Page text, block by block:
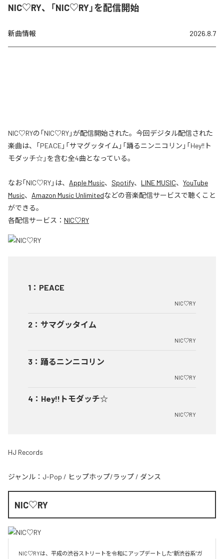
NIC♡RY、「NIC♡RY」を配信開始
新曲情報 2026.8.7
NIC♡RYの「NIC♡RY」が配信開始された。今回デジタル配信された
楽曲は、「PEACE」「サマグッタイム」「踊るニンニコリン」「Hey!!ト
モダッチ☆」を含む全4曲となっている。
なお「NIC♡RY」は、 Apple Music、 Spotify、 LINE MUSIC、 YouTube
Music、 Amazon Music Unlimitedなどの音楽配信サービスで聴くこと
ができる。
各配信サービス： NIC♡RY
1 ： PEACE
NIC♡RY
2 ： サマグッタイム
NIC♡RY
3 ： 踊るニンニコリン
NIC♡RY
4 ： Hey!!トモダッチ☆
NIC♡RY
HJ Records
ジャンル： J-Pop / ヒップホップ/ラップ / ダンス
NIC♡RY
NIC♡RYは、平成の渋谷ストリートを令和にアップデートした“新渋谷系”ガ